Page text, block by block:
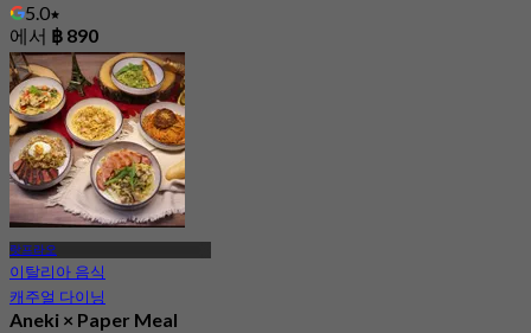
5.0
에서 ฿ 890
랏프라오
이탈리아 음식
캐주얼 다이닝
Aneki × Paper Meal